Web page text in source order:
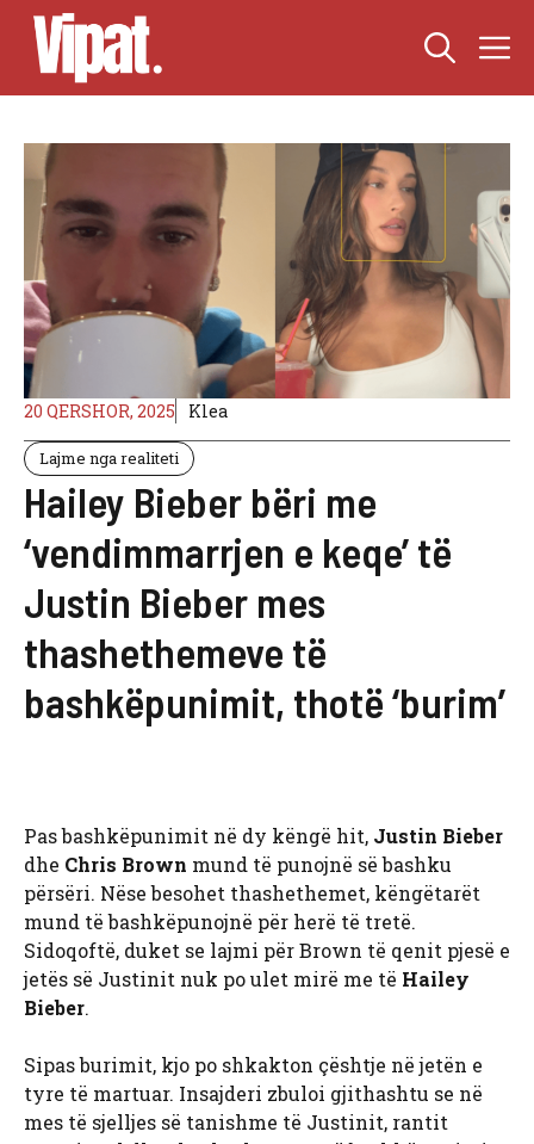
Skip
content
20 QERSHOR, 2025 Klea
Lajme nga realiteti
Hailey Bieber bëri me
‘vendimmarrjen e keqe’ të
Justin Bieber mes
thashethemeve të
bashkëpunimit, thotë ‘burim’
Pas bashkëpunimit në dy këngë hit, Justin Bieber
dhe Chris Brown mund të punojnë së bashku
përsëri. Nëse besohet thashethemet, këngëtarët
mund të bashkëpunojnë për herë të tretë.
Sidoqoftë, duket se lajmi për Brown të ​​qenit pjesë e
jetës së Justinit nuk po ulet mirë me të Hailey
Bieber.
Sipas burimit, kjo po shkakton çështje në jetën e
tyre të martuar. Insajderi zbuloi gjithashtu se në
mes të sjelljes së tanishme të Justinit, rantit